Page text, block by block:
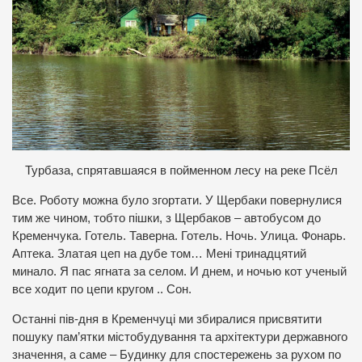
Турбаза, спрятавшаяся в пойменном лесу на реке Псёл
Все. Роботу можна було згортати. У Щербаки повернулися
тим же чином, тобто пішки, з Щербаков – автобусом до
Кременчука. Готель. Таверна. Готель. Ночь. Улица. Фонарь.
Аптека. Златая цеп на дубе том… Мені тринадцятий
минало. Я пас ягната за селом. И днем, и ночью кот ученый
все ходит по цепи кругом .. Сон.
Останні пів-дня в Кременчуці ми збиралися присвятити
пошуку пам’ятки містобудування та архітектури державного
значення, а саме – Будинку для спостережень за рухом по